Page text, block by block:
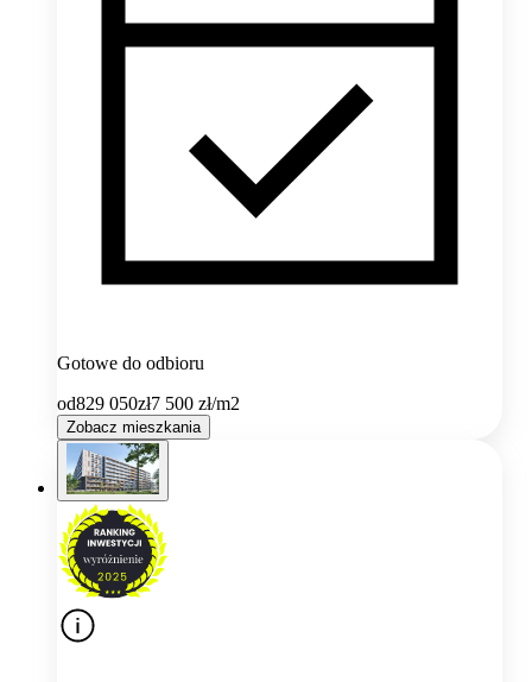
Gotowe do odbioru
od829 050zł7 500 zł/m2
Zobacz mieszkania